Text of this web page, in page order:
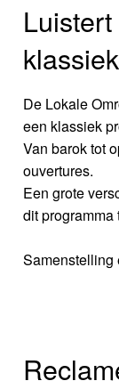
De Lokale
een klassiek
Van barok tot
ouvertures.
Een grote
dit programma
Samenstelling